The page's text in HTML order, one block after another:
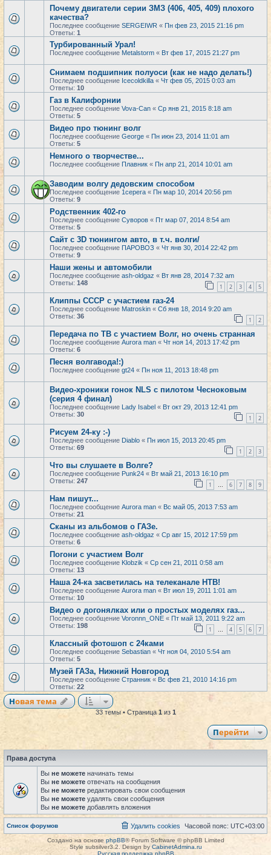
Почему двигатели серии ЗМЗ (406, 405, 409) плохого
качества?
Последнее сообщение SERGEIWR « Пн фев 23, 2015 21:16 pm
Ответы: 1
Турбированный Урал!
Последнее сообщение Metalstorm « Вт фев 17, 2015 21:27 pm
Снимаем подшипник полуоси (как не надо делать!)
Последнее сообщение Icecoldkilla « Чт фев 05, 2015 0:03 am
Ответы: 10
Газ в Калифорнии
Последнее сообщение Vova-Can « Ср янв 21, 2015 8:18 am
Ответы: 5
Видео про тюнинг волг
Последнее сообщение George « Пн июн 23, 2014 11:01 am
Ответы: 5
Немного о творчестве...
Последнее сообщение Плавник « Пн апр 21, 2014 10:01 am
Заводим волгу дедовским способом
Последнее сообщение 1cepera « Пн мар 10, 2014 20:56 pm
Ответы: 9
Родственник 402-го
Последнее сообщение Суворов « Пт мар 07, 2014 8:54 am
Ответы: 5
Сайт с 3D тюнингом авто, в т.ч. волги/
Последнее сообщение ПАРОВОЗ « Чт янв 30, 2014 22:42 pm
Ответы: 9
Наши жены и автомобили
Последнее сообщение ash-oldgaz « Вт янв 28, 2014 7:32 am
Ответы: 148 1 2 3 4 5
Клиппы СССР с участием газ-24
Последнее сообщение Matroskin « Сб янв 18, 2014 9:20 am
Ответы: 36 1 2
Передача по ТВ с участием Волг, но очень странная
Последнее сообщение Aurora man « Чт ноя 14, 2013 17:42 pm
Ответы: 6
Песня волгавода!:)
Последнее сообщение gt24 « Пн ноя 11, 2013 18:48 pm
Видео-хроники гонок NLS с пилотом Чесноковым
(серия 4 финал)
Последнее сообщение Lady Isabel « Вт окт 29, 2013 12:41 pm
Ответы: 30 1 2
Рисуем 24-ку :-)
Последнее сообщение Diablo « Пн июл 15, 2013 20:45 pm
Ответы: 69 1 2 3
Что вы слушаете в Волге?
Последнее сообщение Punk24 « Вт май 21, 2013 16:10 pm
Ответы: 247 1 … 6 7 8 9
Нам пишут...
Последнее сообщение Aurora man « Вс май 05, 2013 7:53 am
Ответы: 21
Сканы из альбомов о ГАЗе.
Последнее сообщение ash-oldgaz « Ср авг 15, 2012 17:59 pm
Ответы: 6
Погони с участием Волг
Последнее сообщение Klobzik « Ср сен 21, 2011 0:58 am
Ответы: 13
Наша 24-ка засветилась на телеканале НТВ!
Последнее сообщение Aurora man « Вт июл 19, 2011 1:01 am
Ответы: 10
Видео о догонялках или о простых моделях газ...
Последнее сообщение Voronnn_ONE « Пт май 13, 2011 9:22 am
Ответы: 198 1 … 4 5 6 7
Классный фотошоп с 24ками
Последнее сообщение Sebastian « Чт ноя 04, 2010 5:54 am
Ответы: 5
Музей ГАЗа, Нижний Новгород
Последнее сообщение Странник « Вс фев 21, 2010 14:16 pm
Ответы: 22
Новая тема
33 темы • Страница1из 1
Перейти
Права доступа
Вы не можете начинать темы
Вы не можете отвечать на сообщения
Вы не можете редактировать свои сообщения
Вы не можете удалять свои сообщения
Вы не можете добавлять вложения
Список форумов Часовой пояс: UTC+03:00
Удалить cookies
Создано на основе phpBB® Forum Software © phpBB Limited
Style subsilver3.2. Design by CabinetAdmina.ru
Русская поддержка phpBB